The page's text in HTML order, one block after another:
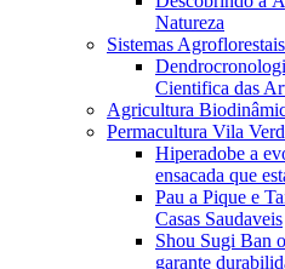
Natureza
Sistemas
Cientifica das
Agricultura
Permacultura Vila
Hiperadobe a
ensacada que
Pau a Pique e
Casas Saudaveis
Shou Sugi Ban
garante